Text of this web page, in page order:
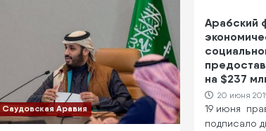
Саудовская Аравия
Арабский
на $237
20 июня
19 июня
подписало